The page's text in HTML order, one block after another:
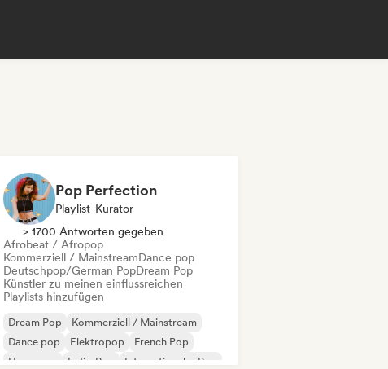
Pop Perfection
Playlist-Kurator
> 1700 Antworten gegeben
Afrobeat / Afropop
Kommerziell / MainstreamDance pop
Deutschpop/German PopDream Pop
Künstler zu meinen einflussreichen
Playlists hinzufügen
Dream Pop
Kommerziell / Mainstream
Dance pop
Elektropop
French Pop
Hyperpop
Indie-Pop Internationaler Pop